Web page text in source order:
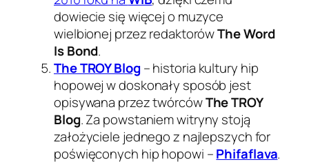
dowiecie się więcej o muzyce
wielbionej przez redaktorówThe Word
Is Bond.
The TROY Blog– historia kultury hip
hopowej w doskonały sposób jest
opisywana przez twórcówThe TROY
Blog. Za powstaniem witryny stoją
założyciele jednego z najlepszych for
poświęconych hip hopowi –Phifaflava.